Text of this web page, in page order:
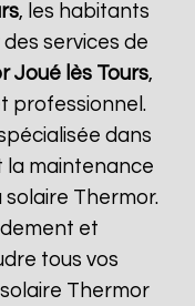
, les habitants
services de
Joué lès Tours,
professionnel.
dans
la maintenance
Thermor.
et
tous vos
Thermor